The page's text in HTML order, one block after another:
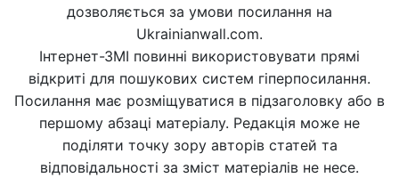
дозволяється за умови посилання на
Ukrainianwall.com.
Інтернет-ЗМІ повинні використовувати прямі
відкриті для пошукових систем гіперпосилання.
Посилання має розміщуватися в підзаголовку або в
першому абзаці матеріалу. Редакція може не
поділяти точку зору авторів статей та
відповідальності за зміст матеріалів не несе.